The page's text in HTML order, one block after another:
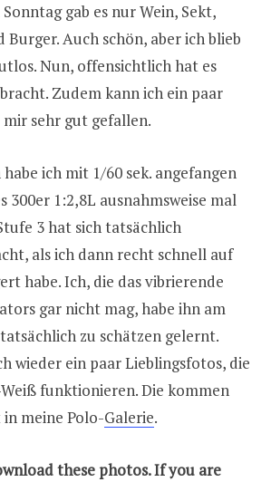
gab es nur Wein, Sekt,
Burger. Auch schön, aber ich blieb
Nun, offensichtlich hat es
Zudem kann ich ein paar
mir sehr gut gefallen.
ich mit 1/60 sek. angefangen
300er 1:2,8L ausnahmsweise mal
3 hat sich tatsächlich
als ich dann recht schnell auf
habe. Ich, die das vibrierende
gar nicht mag, habe ihn am
zu schätzen gelernt.
wieder ein paar Lieblingsfotos, die
funktionieren. Die kommen
meine Polo-Galerie.
these photos. If you are